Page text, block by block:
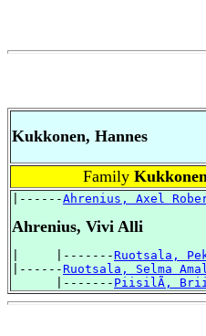
Kukkonen, Hannes
Family
|------Ahrenius, Axel
Ahrenius, Vivi Alli
|     |-------Ruotsala,
|------Ruotsala, Selma
      |-------
PiisilÃ,